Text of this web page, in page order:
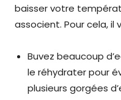
baisser votre
associent. Pour cela, il
Buvez beaucoup
le réhydrater pour
plusieurs gorgées